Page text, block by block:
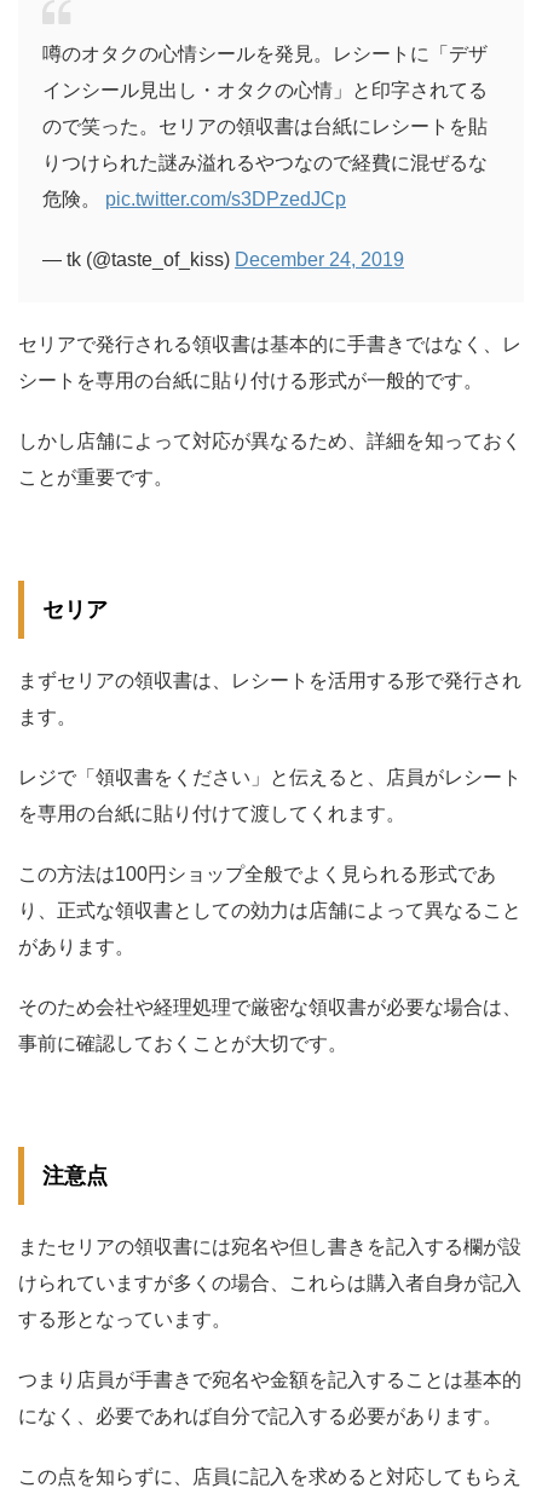
噂のオタクの心情シールを発見。レシートに「デザ
インシール見出し・オタクの心情」と印字されてる
ので笑った。セリアの領収書は台紙にレシートを貼
りつけられた謎み溢れるやつなので経費に混ぜるな
危険。 pic.twitter.com/s3DPzedJCp
— tk (@taste_of_kiss) December 24, 2019
セリアで発行される領収書は基本的に手書きではなく、レ
シートを専用の台紙に貼り付ける形式が一般的です。
しかし店舗によって対応が異なるため、詳細を知っておく
ことが重要です。
セリア
まずセリアの領収書は、レシートを活用する形で発行され
ます。
レジで「領収書をください」と伝えると、店員がレシート
を専用の台紙に貼り付けて渡してくれます。
この方法は100円ショップ全般でよく見られる形式であ
り、正式な領収書としての効力は店舗によって異なること
があります。
そのため会社や経理処理で厳密な領収書が必要な場合は、
事前に確認しておくことが大切です。
注意点
またセリアの領収書には宛名や但し書きを記入する欄が設
けられていますが多くの場合、これらは購入者自身が記入
する形となっています。
つまり店員が手書きで宛名や金額を記入することは基本的
になく、必要であれば自分で記入する必要があります。
この点を知らずに、店員に記入を求めると対応してもらえ